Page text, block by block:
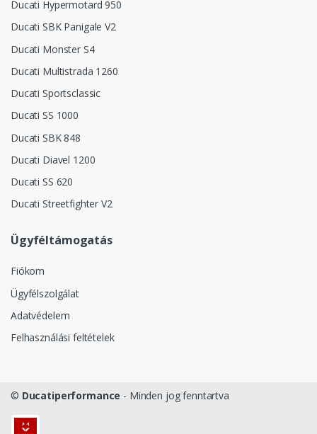
Ducati Hypermotard 950
Ducati SBK Panigale V2
Ducati Monster S4
Ducati Multistrada 1260
Ducati Sportsclassic
Ducati SS 1000
Ducati SBK 848
Ducati Diavel 1200
Ducati SS 620
Ducati Streetfighter V2
Ügyféltámogatás
Fiókom
Ügyfélszolgálat
Adatvédelem
Felhasználási feltételek
© Ducatiperformance - Minden jog fenntartva